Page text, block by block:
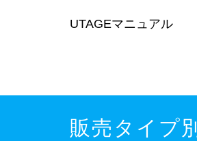
UTAGEマニュアル
販売タイプ